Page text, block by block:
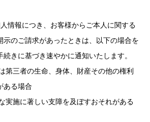
情報につき、お客様からご本人に関する
示のご請求があったときは、以下の場合を
きに基づき速やかに通知いたします。
三者の生命、身体、財産その他の権利
ある場合
実施に著しい支障を及ぼすおそれがある